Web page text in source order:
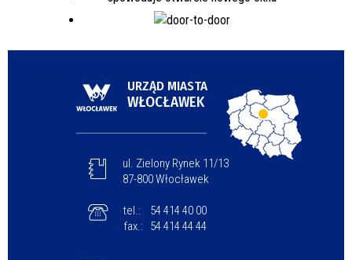
URZĄD MIASTA
WŁOCŁAWEK
ul. Zielony Rynek 11/13
87-800 Włocławek
tel.:
54 414 40 00
fax.:
54 414 44 44